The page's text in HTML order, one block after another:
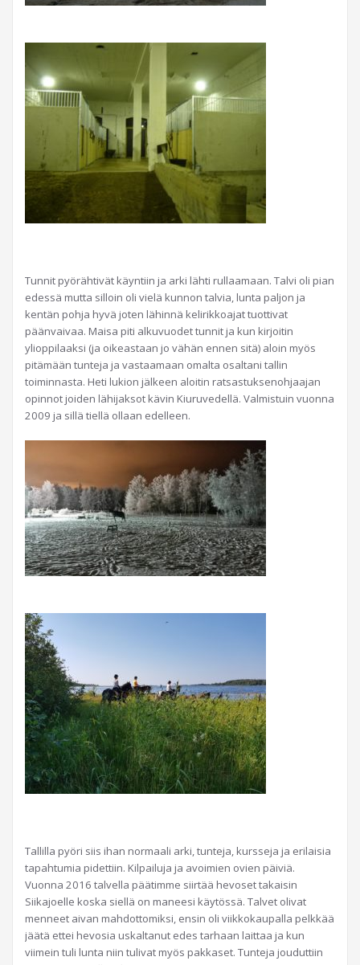
Tunnit pyörähtivät käyntiin ja arki lähti rullaamaan. Talvi oli pian
edessä mutta silloin oli vielä kunnon talvia, lunta paljon ja
kentän pohja hyvä joten lähinnä kelirikkoajat tuottivat
päänvaivaa. Maisa piti alkuvuodet tunnit ja kun kirjoitin
ylioppilaaksi (ja oikeastaan jo vähän ennen sitä) aloin myös
pitämään tunteja ja vastaamaan omalta osaltani tallin
toiminnasta. Heti lukion jälkeen aloitin ratsastuksenohjaajan
opinnot joiden lähijaksot kävin Kiuruvedellä. Valmistuin vuonna
2009 ja sillä tiellä ollaan edelleen.
Tallilla pyöri siis ihan normaali arki, tunteja, kursseja ja erilaisia
tapahtumia pidettiin. Kilpailuja ja avoimien ovien päiviä.
Vuonna 2016 talvella päätimme siirtää hevoset takaisin
Siikajoelle koska siellä on maneesi käytössä. Talvet olivat
menneet aivan mahdottomiksi, ensin oli viikkokaupalla pelkkää
jäätä ettei hevosia uskaltanut edes tarhaan laittaa ja kun
viimein tuli lunta niin tulivat myös pakkaset. Tunteja jouduttiin